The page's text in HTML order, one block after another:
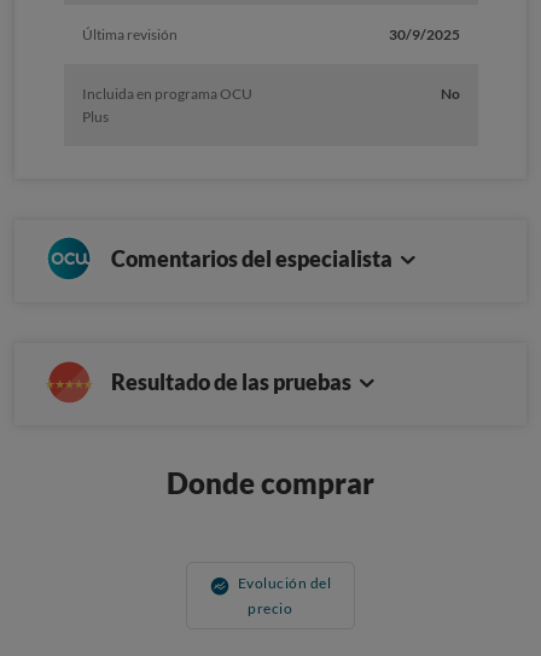
Última revisión 30/9/2025
Incluida en programa OCU
Plus
No
Comentarios del especialista
Resultado de las pruebas
Donde comprar
Evolución del
precio